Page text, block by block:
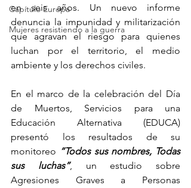
Capítulo Europa
Mujeres resistiendo a la guerra
en seis años. Un nuevo informe
denuncia la impunidad y militarización
que agravan el riesgo para quienes
luchan por el territorio, el medio
ambiente y los derechos civiles.
En el marco de la celebración del Día
de Muertos, Servicios para una
Educación Alternativa (EDUCA)
presentó los resultados de su
monitoreo “Todos sus nombres, Todas
sus luchas”, un estudio sobre
Agresiones Graves a Personas